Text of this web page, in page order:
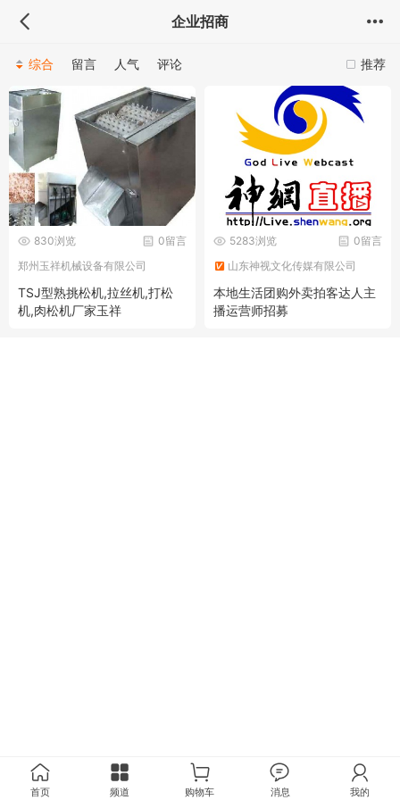
企业招商
推荐
综合 留言 人气 评论
0留言
830浏览
郑州玉祥机械设备有限公司
TSJ型熟挑松机,拉丝机,打松
机,肉松机厂家玉祥
0留言
5283浏览
山东神视文化传媒有限公司
本地生活团购外卖拍客达人主
播运营师招募
首页 频道 购物车 消息 我的